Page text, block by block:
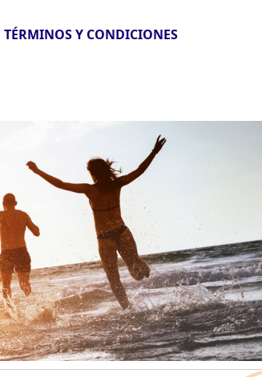
TÉRMINOS Y CONDICIONES